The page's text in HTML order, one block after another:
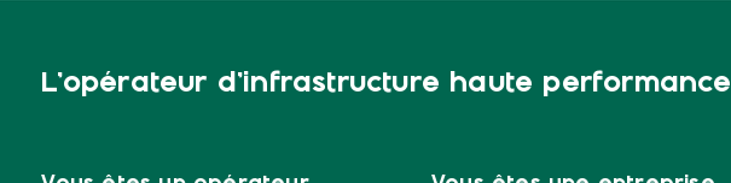
L’opérateur d’infrastructure haute performance